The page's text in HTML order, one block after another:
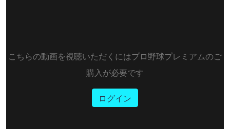
こちらの動画を視聴いただくにはプロ野球プレミアムのご
購入が必要です
ログイン